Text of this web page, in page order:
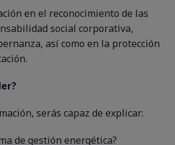
en el reconocimiento de las
social corporativa,
así como en la protección
serás capaz de explicar:
de gestión energética?